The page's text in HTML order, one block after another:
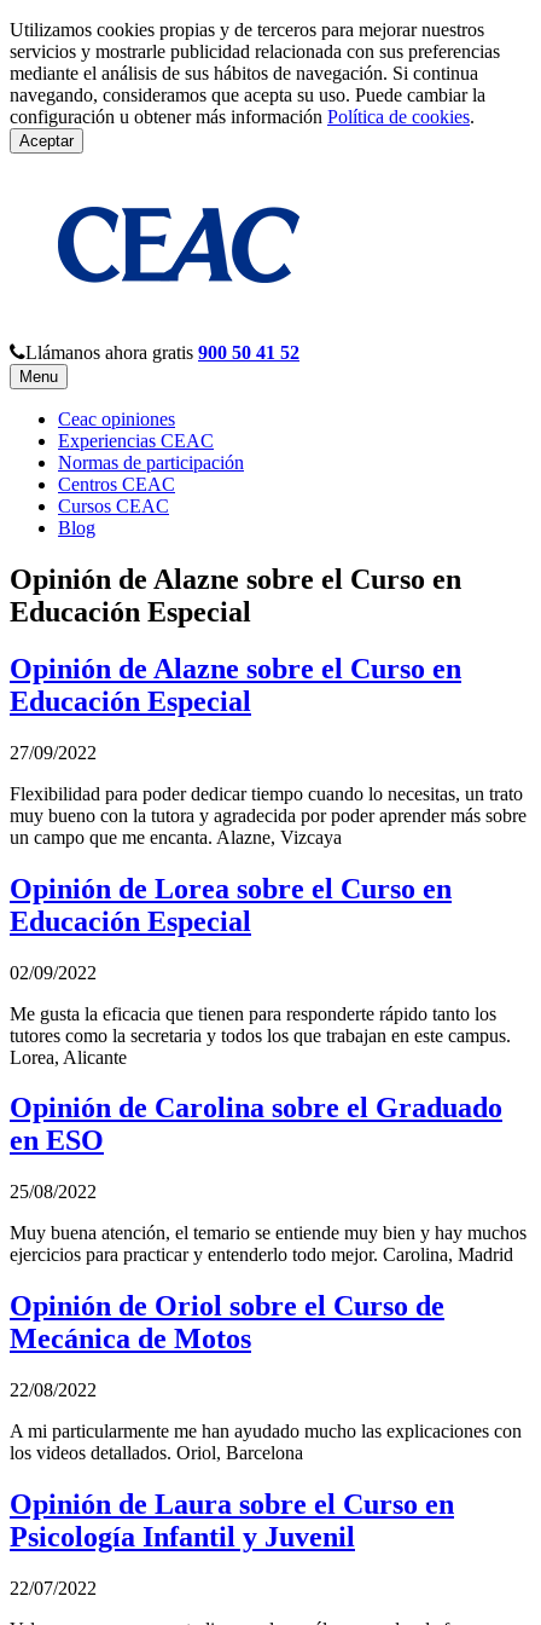
Utilizamos cookies propias y de terceros para mejorar nuestros
servicios y mostrarle publicidad relacionada con sus preferencias
mediante el análisis de sus hábitos de navegación. Si continua
navegando, consideramos que acepta su uso. Puede cambiar la
configuración u obtener más información Política de cookies.
Aceptar
Llámanos ahora gratis 900 50 41 52
Menu
Ceac opiniones
Experiencias CEAC
Normas de participación
Centros CEAC
Cursos CEAC
Blog
Opinión de Alazne sobre el Curso en
Educación Especial
Opinión de Alazne sobre el Curso en
Educación Especial
27/09/2022
Flexibilidad para poder dedicar tiempo cuando lo necesitas, un trato
muy bueno con la tutora y agradecida por poder aprender más sobre
un campo que me encanta. Alazne, Vizcaya
Opinión de Lorea sobre el Curso en
Educación Especial
02/09/2022
Me gusta la eficacia que tienen para responderte rápido tanto los
tutores como la secretaria y todos los que trabajan en este campus.
Lorea, Alicante
Opinión de Carolina sobre el Graduado
en ESO
25/08/2022
Muy buena atención, el temario se entiende muy bien y hay muchos
ejercicios para practicar y entenderlo todo mejor. Carolina, Madrid
Opinión de Oriol sobre el Curso de
Mecánica de Motos
22/08/2022
A mi particularmente me han ayudado mucho las explicaciones con
los videos detallados. Oriol, Barcelona
Opinión de Laura sobre el Curso en
Psicología Infantil y Juvenil
22/07/2022